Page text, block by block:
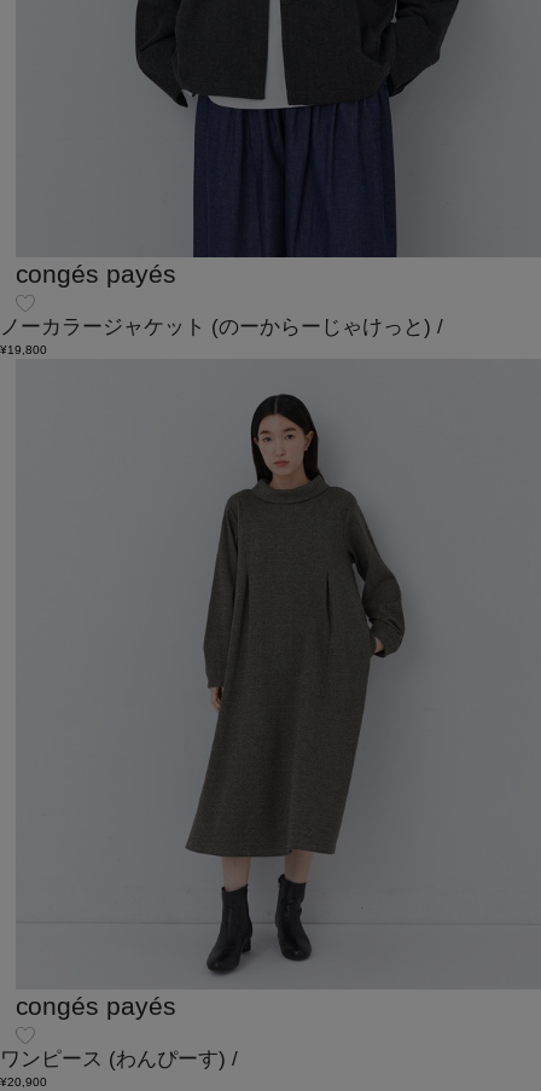
congés payés
ノーカラージャケット (のーからーじゃけっと) /
¥19,800
congés payés
ワンピース (わんぴーす) /
¥20,900